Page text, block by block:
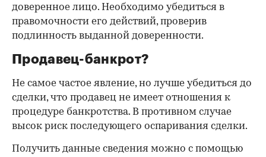
доверенное лицо. Необходимо убедиться в
правомочности его действий, проверив
подлинность выданной доверенности.
Продавец-банкрот?
Не самое частое явление, но лучше убедиться до
сделки, что продавец не имеет отношения к
процедуре банкротства. В противном случае
высок риск последующего оспаривания сделки.
Получить данные сведения можно с помощью